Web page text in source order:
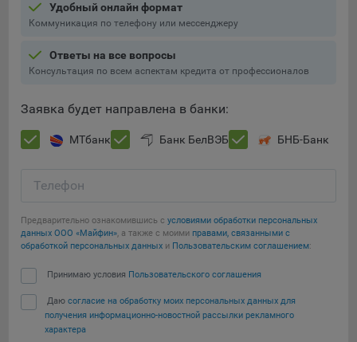
Удобный онлайн формат
Коммуникация по телефону или мессенджеру
Ответы на все вопросы
Консультация по всем аспектам кредита от профессионалов
Заявка будет направлена в банки:
МТбанк Банк БелВЭБ БНБ-Банк
Телефон
Предварительно ознакомившись с условиями обработки персональных
данных ООО «Майфин», а также с моими правами, связанными с
обработкой персональных данных и Пользовательским соглашением:
Принимаю условия Пользовательского соглашения
Даю согласие на обработку моих персональных данных для
получения информационно-новостной рассылки рекламного
характера